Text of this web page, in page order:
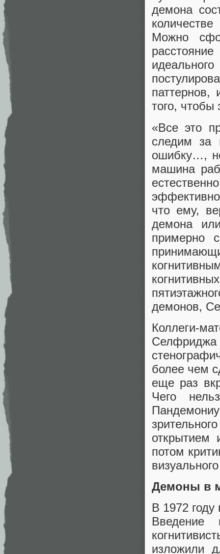
демона
Можно
паттернов,
того, чтобы
«Все это
следим за
ошибку…,
машина
что ему,
демона
примерно
демонов,
Коллеги-
Селфриджа
более чем
еще раз
Чего
открытием
потом
Демоны в
В 1972
Введение
изложили